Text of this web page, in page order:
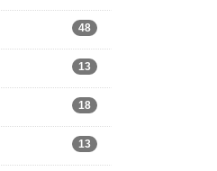
48
13
18
13